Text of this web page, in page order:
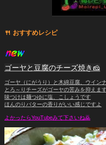
🍴 ️おすすめレシピ
ゴーヤと豆腐のチーズ焼き🧀
ゴーヤ（にがうり）と木綿豆腐、ウイン
とろ～りチーズがゴーヤの苦みを抑えま
味つけは麺つゆに塩、こしょうです
ほんのりバターの香りがいい感じですよ
よかったらYouTubeみて下さいね🙇